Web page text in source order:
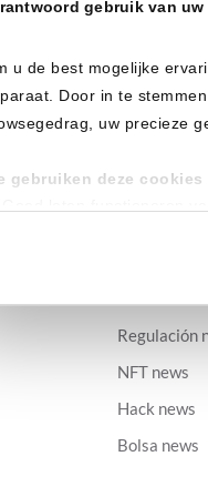
gebruik van
u de best mogelijke
Door in te
uw precieze
gebruiken deze cookies
hieronder om ons
keuzes,
belang. U
Ethereum
XRP news
Solana news
Regulación
NFT news
Hack news
Bolsa news